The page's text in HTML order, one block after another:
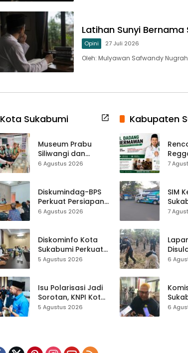
Latihan Sunyi Bernama
Opini 27 Juli 2026
Oleh: Mulyawan Safwandy
Kota Sukabumi
Museum Prabu
Siliwangi dan
Museum Keramik
Hampir 500 Koleksi
Dipisahkan
6 Agustus 2026
Diskumindag-BPS
Perkuat Persiapan
Sensus Ekonomi,
Terbuka Beri Data
6 Agustus 2026
Diskominfo Kota
Sukabumi Perkuat
Satu Data
Kewilayahan
Dikebut
5 Agustus 2026
Isu Polarisasi Jadi
Sorotan, KNPI Kota
Sukabumi Ajak
5 Agustus 2026
Kabupaten
7
SIM
2026
7
6
6